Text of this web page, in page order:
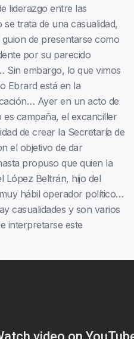
liderazgo entre las
trata de una casualidad,
de presentarse como
por su parecido
Sin embargo, lo que vimos
Ebrard está en la
Ayer en un acto de
campaña, el excanciller
de crear la Secretaría de
el objetivo de dar
propuso que quien la
López Beltrán, hijo del
hábil operador político…
casualidades y son varios
interpretarse este